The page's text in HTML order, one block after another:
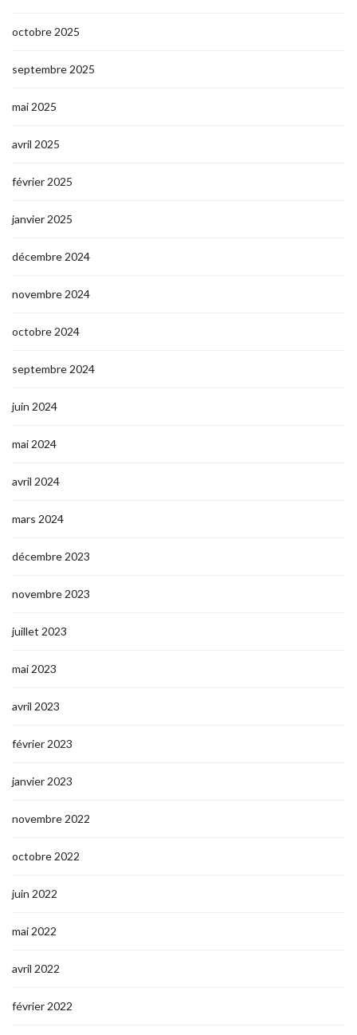
octobre 2025
septembre 2025
mai 2025
avril 2025
février 2025
janvier 2025
décembre 2024
novembre 2024
octobre 2024
septembre 2024
juin 2024
mai 2024
avril 2024
mars 2024
décembre 2023
novembre 2023
juillet 2023
mai 2023
avril 2023
février 2023
janvier 2023
novembre 2022
octobre 2022
juin 2022
mai 2022
avril 2022
février 2022